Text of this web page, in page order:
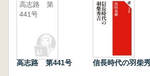
高志路 第
441号
高志路 第441号 信長時代の羽柴